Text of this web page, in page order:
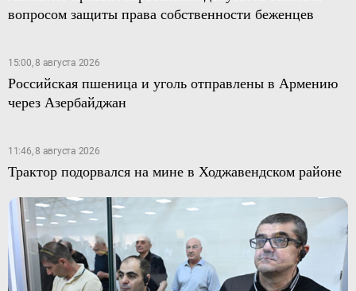
вопросом защиты права собственности беженцев
15:00, 8 августа 2026
Российская пшеница и уголь отправлены в Армению
через Азербайджан
11:46, 8 августа 2026
Трактор подорвался на мине в Ходжавендском районе